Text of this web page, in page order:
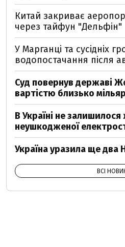
Китай закриває
через тайфун "Дельфін"
У Марганці та сусідніх
водопостачання після
Суд повернув державі
вартістю близько
В Україні не
неушкодженої
Україна уразила ще два
ВСІ